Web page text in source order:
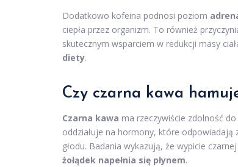
Dodatkowo kofeina podnosi poziom
ciepła przez organizm. To również
skutecznym wsparciem w redukcji masy
diety.
Czy czarna kawa
Czarna kawa ma rzeczywiście zdolność
oddziałuje na hormony, które odpowiadają
głodu. Badania wykazują, że wypicie
żołądek napełnia się płynem.